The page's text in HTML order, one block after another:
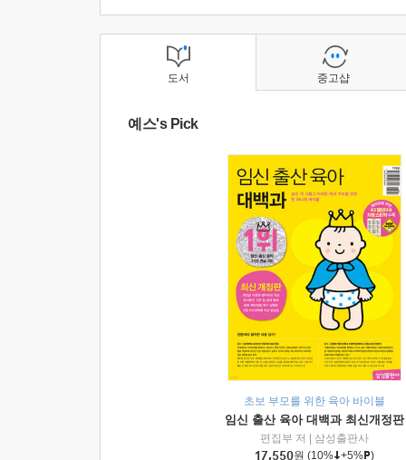
도서
예스's Pick
초보 부모를 위한 육아 바이블
임신 출산 육아 대백과 최신개정판
편집부 저
삼성출판사
17,550원 (10% +5% )
중고샵